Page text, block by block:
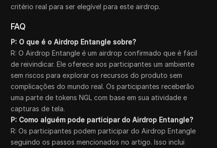
critério real para ser elegível para este airdrop.
FAQ
P: O que é o Airdrop Entangle sobre?
R: O Airdrop Entangle é um airdrop confirmado que é fácil
de reivindicar. Ele oferece aos participantes um ambiente
sem riscos para explorar os recursos do produto sem
complicações do mundo real. Os participantes receberão
uma parte de tokens NGL com base em sua atividade e
capturas de tela.
P: Como alguém pode participar do Airdrop Entangle?
R: Os participantes podem participar do Airdrop Entangle
seguindo os passos mencionados no artigo. Isso inclui